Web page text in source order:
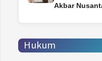
Akbar
Hukum